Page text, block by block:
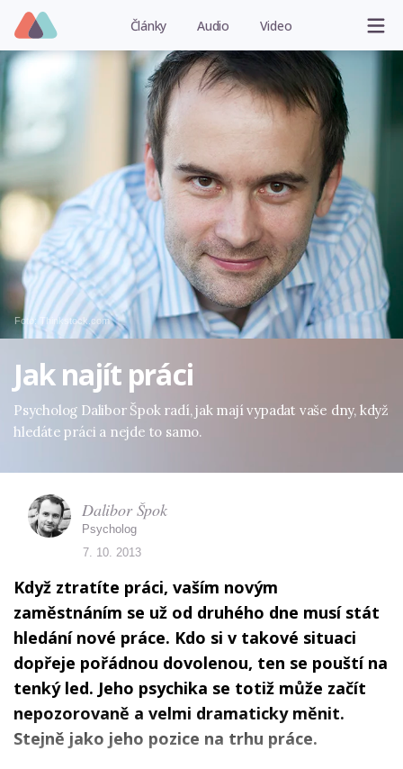
Články Audio Video
Foto: Thinkstock.com
Jak najít práci
Psycholog Dalibor Špok radí, jak mají vypadat vaše dny, když
hledáte práci a nejde to samo.
Když ztratíte práci, vaším novým
zaměstnáním se už od druhého dne musí stát
hledání nové práce. Kdo si v takové situaci
dopřeje pořádnou dovolenou, ten se pouští na
tenký led. Jeho psychika se totiž může začít
nepozorovaně a velmi dramaticky měnit.
Stejně jako jeho pozice na trhu práce.
Dalibor Špok
Psycholog
7. 10. 2013